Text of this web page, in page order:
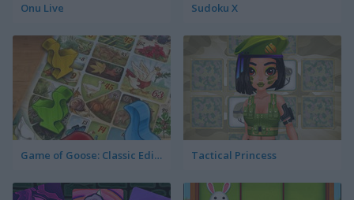
Onu Live Sudoku X
Game of Goose: Classic Edition Tactical Princess